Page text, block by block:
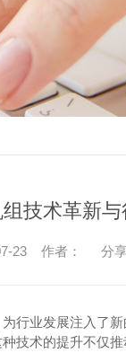
技术革新
23 作者： 分
行业发展注入了
技术的提升不仅